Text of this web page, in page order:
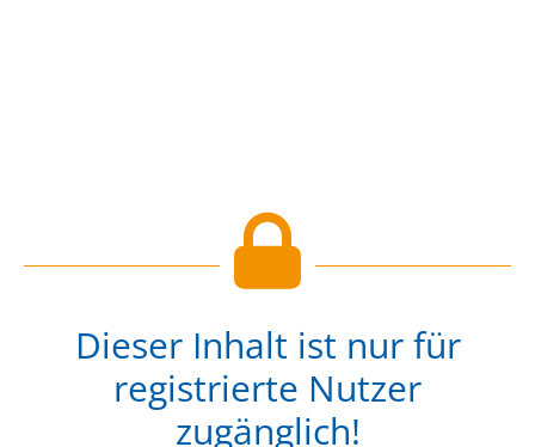
Dieser Inhalt ist nur für
registrierte Nutzer
zugänglich!